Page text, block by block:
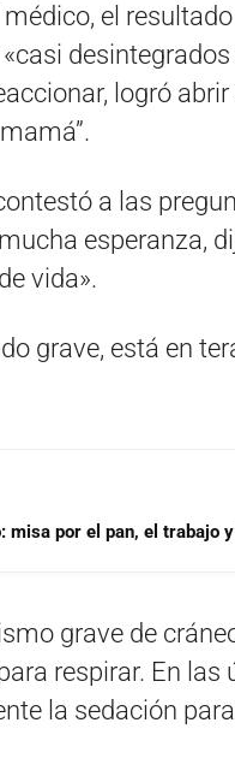
el
logró
a las
esperanza,
vida».
grave, está en
misa por el pan, el trabajo
grave de
respirar. En
la sedación